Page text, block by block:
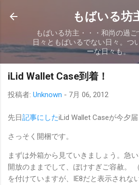
スキップしてメイン コンテ
もばいる坊
もばいる坊主・・・和尚の過
日々ともばいるでない日々。つ
ーな日々も。
iLid Wallet Case到着！
投稿者: Unknown - 7月 06, 2012
先日記事にしたiLid Wallet Caseが今夕届
さっそく開梱です。
まずは外箱から見ていきましょう。急
開放のままでして、ぼけすぎご容赦。
を付けていますが、IE8だと表示されな